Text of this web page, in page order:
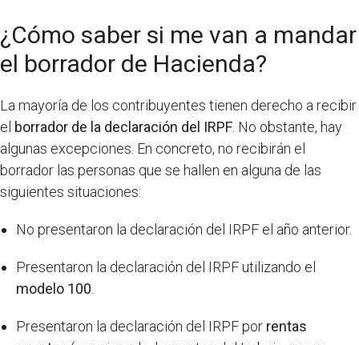
¿Cómo saber si me van a mandar
el borrador de Hacienda?
La mayoría de los contribuyentes tienen derecho a recibir
el borrador de la declaración del IRPF . No obstante, hay
algunas excepciones. En concreto, no recibirán el
borrador las personas que se hallen en alguna de las
siguientes situaciones:
No presentaron la declaración del IRPF el año anterior.
Presentaron la declaración del IRPF utilizando el
modelo 100
Presentaron la declaración del IRPF por rentas